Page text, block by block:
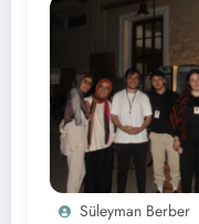
Süleyman Berber